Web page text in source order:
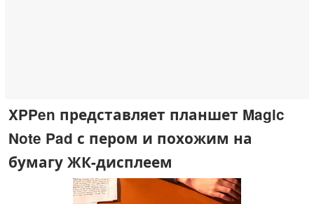
XPPen представляет планшет Magic
Note Pad с пером и похожим на
бумагу ЖК-дисплеем